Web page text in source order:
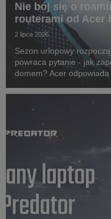
Nie bój się o
routerami od Acer
2 lipca 2026
Sezon urlopowy
powraca pytanie - jak
domem? Acer
urządzenia zostały